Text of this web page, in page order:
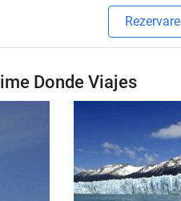
Rezervare
Donde Viajes